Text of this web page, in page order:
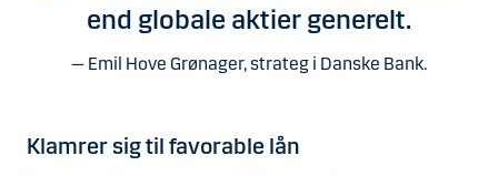
end globale aktier generelt.
Emil Hove Grønager, strateg i Danske Bank.
Klamrer sig til favorable lån